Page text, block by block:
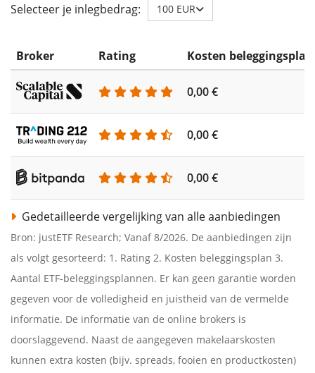
Selecteer je inlegbedrag: 100 EUR
Broker Rating Kosten beleggingsplan
0,00 €
0,00 €
0,00 €
Gedetailleerde vergelijking van alle aanbiedingen
Bron: justETF Research; Vanaf 8/2026. De aanbiedingen zijn
als volgt gesorteerd: 1. Rating 2. Kosten beleggingsplan 3.
Aantal ETF-beleggingsplannen. Er kan geen garantie worden
gegeven voor de volledigheid en juistheid van de vermelde
informatie. De informatie van de online brokers is
doorslaggevend. Naast de aangegeven makelaarskosten
kunnen extra kosten (bijv. spreads, fooien en productkosten)